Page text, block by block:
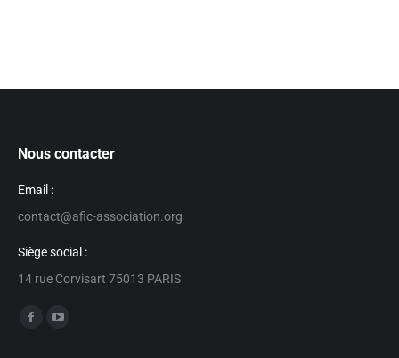
Nous contacter
Email :
contact@afic-association.org
Siège social :
14 rue Corvisart 75013 PARIS
Trouvez nous sur :
Facebook